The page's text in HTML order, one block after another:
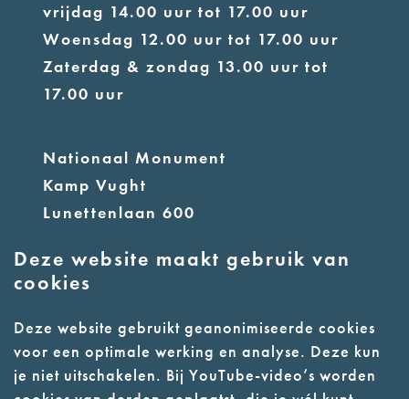
Deze website maakt gebruik van
cookies
Deze website gebruikt geanonimiseerde cookies
voor een optimale werking en analyse. Deze kun
je niet uitschakelen. Bij YouTube-video’s worden
vrijdag 14.00 uur tot 17.00 uur
Woensdag 12.00 uur tot 17.00 uur
Zaterdag & zondag 13.00 uur tot
17.00 uur
Nationaal Monument
Kamp Vught
Lunettenlaan 600
T: 073 6566764
- Parkeer in de vakken of in de